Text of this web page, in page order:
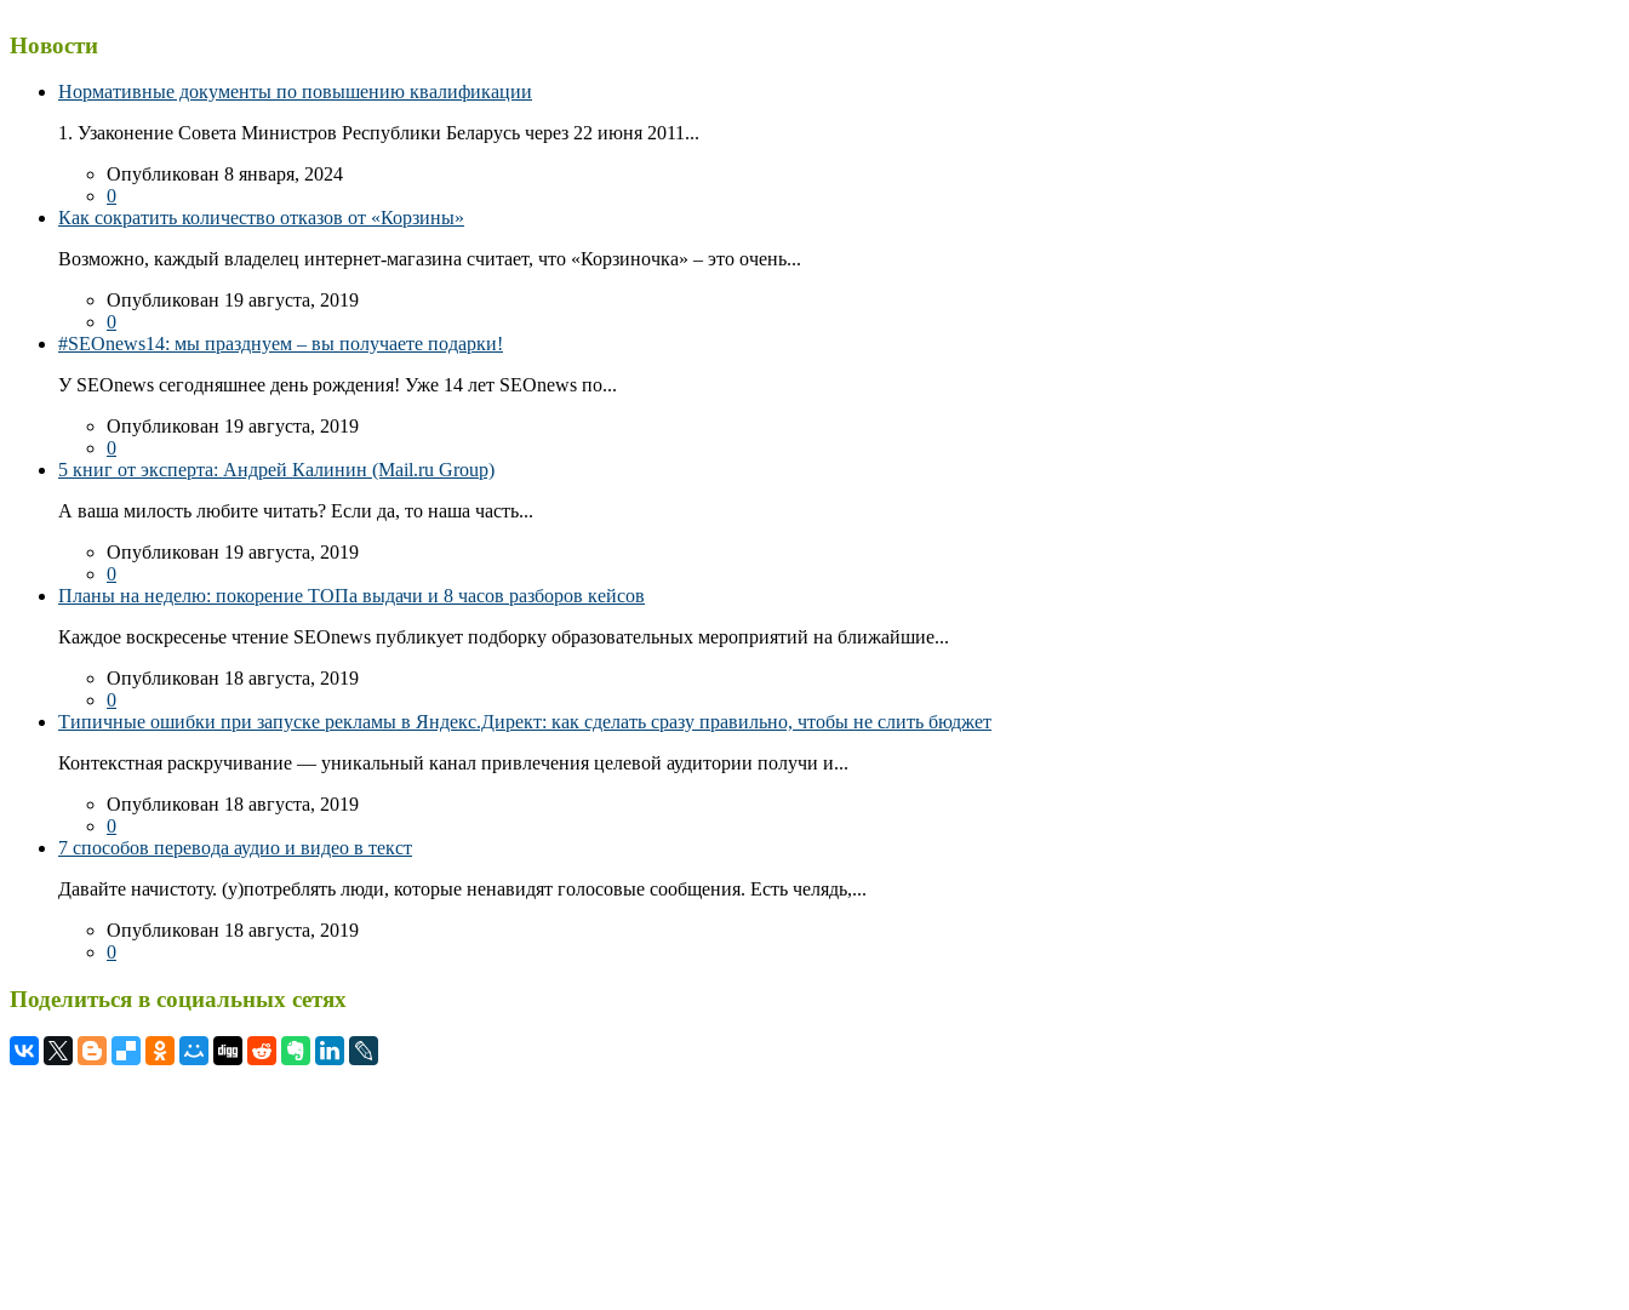
Новости
Нормативные документы по повышению квалификации
1. Узаконение Совета Министров Республики Беларусь через 22 июня 2011...
Опубликован 8 января, 2024
0
Как сократить количество отказов от «Корзины»
Возможно, каждый владелец интернет-магазина считает, что «Корзиночка» – это очень...
Опубликован 19 августа, 2019
0
#SEOnews14: мы празднуем – вы получаете подарки!
У SEOnews сегодняшнее день рождения! Уже 14 лет SEOnews по...
Опубликован 19 августа, 2019
0
5 книг от эксперта: Андрей Калинин (Mail.ru Group)
А ваша милость любите читать? Если да, то наша часть...
Опубликован 19 августа, 2019
0
Планы на неделю: покорение ТОПа выдачи и 8 часов разборов кейсов
Каждое воскресенье чтение SEOnews публикует подборку образовательных мероприятий на ближайшие...
Опубликован 18 августа, 2019
0
Типичные ошибки при запуске рекламы в Яндекс.Директ: как сделать сразу правильно, чтобы не слить бюджет
Контекстная раскручивание — уникальный канал привлечения целевой аудитории получи и...
Опубликован 18 августа, 2019
0
7 способов перевода аудио и видео в текст
Давайте начистоту. (у)потреблять люди, которые ненавидят голосовые сообщения. Есть челядь,...
Опубликован 18 августа, 2019
0
Поделиться в социальных сетях